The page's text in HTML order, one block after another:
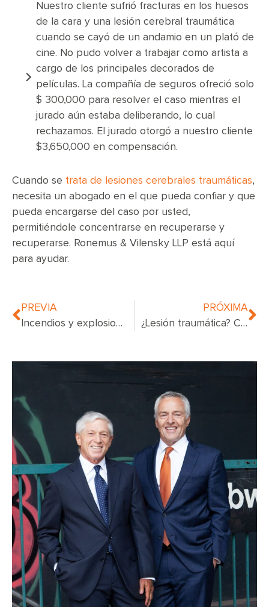
Nuestro cliente sufrió fracturas en los huesos
de la cara y una lesión cerebral traumática
cuando se cayó de un andamio en un plató de
cine. No pudo volver a trabajar como artista a
cargo de los principales decorados de
películas. La compañía de seguros ofreció solo
$ 300,000 para resolver el caso mientras el
jurado aún estaba deliberando, lo cual
rechazamos. El jurado otorgó a nuestro cliente
$3,650,000 en compensación.
Cuando se trata de lesiones cerebrales traumáticas,
necesita un abogado en el que pueda confiar y que
pueda encargarse del caso por usted,
permitiéndole concentrarse en recuperarse y
recuperarse. Ronemus & Vilensky LLP está aquí
para ayudar.
PREVIA
Incendios y explosiones en la ciudad de Nueva York: su derecho a compensación
PRÓXIMA
¿Lesión traumática? Cuándo consultar a un abogado de lesiones cerebrales